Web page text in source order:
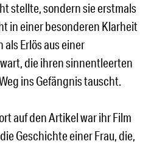
stellte, sondern sie erstmals
in einer besonderen Klarheit
Erlös aus einer
die ihren sinnentleerten
ins Gefängnis tauscht.
auf den Artikel war ihr Film
Geschichte einer Frau, die,